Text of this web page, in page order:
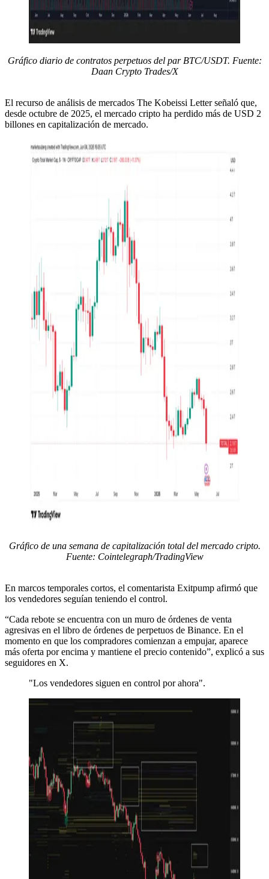
Gráfico diario de contratos perpetuos del par BTC/USDT. Fuente:
Daan Crypto Trades/X
El recurso de análisis de mercados The Kobeissi Letter señaló que,
desde octubre de 2025, el mercado cripto ha perdido más de USD 2
billones en capitalización de mercado.
Gráfico de una semana de capitalización total del mercado cripto.
Fuente: Cointelegraph/TradingView
En marcos temporales cortos, el comentarista Exitpump afirmó que
los vendedores seguían teniendo el control.
“Cada rebote se encuentra con un muro de órdenes de venta
agresivas en el libro de órdenes de perpetuos de Binance. En el
momento en que los compradores comienzan a empujar, aparece
más oferta por encima y mantiene el precio contenido”, explicó a sus
seguidores en X.
"Los vendedores siguen en control por ahora".